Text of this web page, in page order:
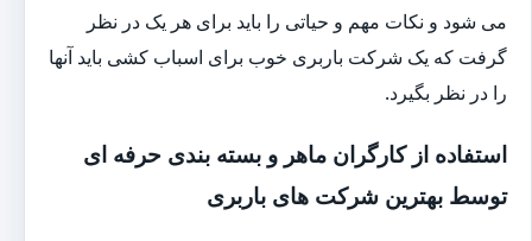
می شود و نکات مهم و حیاتی را باید برای هر یک در نظر
گرفت که یک شرکت باربری خوب برای اسباب کشی باید آنها
را در نظر بگیرد.
استفاده از کارگران ماهر و بسته بندی حرفه ای
توسط بهترین شرکت های باربری